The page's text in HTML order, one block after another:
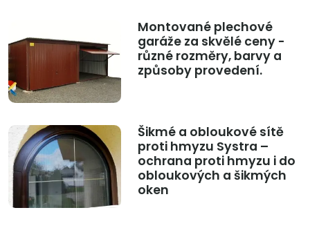
Montované plechové
garáže za skvělé ceny -
různé rozměry, barvy a
způsoby provedení.
Šikmé a obloukové sítě
proti hmyzu Systra –
ochrana proti hmyzu i do
obloukových a šikmých
oken